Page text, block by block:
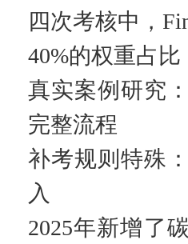
四次考核中，
40%的权重占
真实案例研究
完整流程
补考规则特殊
入
2025年新增了